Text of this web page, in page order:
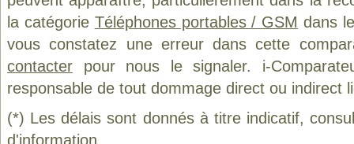
la catégorie Téléphones portables / GSM dans
vous constatez une erreur dans cette
contacter pour nous le signaler. i-
responsable de tout dommage direct ou indirect
(*) Les délais sont donnés à titre indicatif,
d'information.